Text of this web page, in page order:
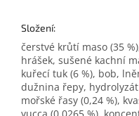
Složení:
čerstvé krůtí maso (35
hrášek, sušené kachní
kuřecí tuk (6 %), bob,
dužnina řepy,
mořské řasy (0,24 %),